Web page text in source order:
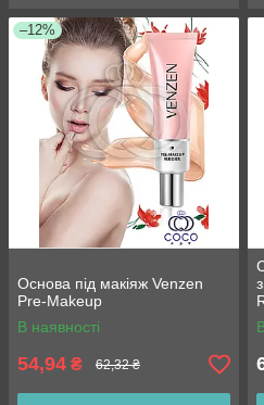
–12%
Основа під макіяж Venzen
Pre-Makeup
В наявності
54,94 ₴ 62,32 ₴